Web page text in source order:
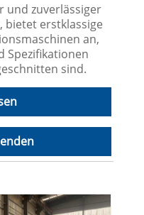
und zuverlässiger
bietet erstklassige
an,
Spezifikationen
sind.